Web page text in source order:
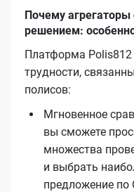
Почему
решением:
Платформа Polis812
трудности,
полисов:
Мгновенное
вы сможете
множества
и выбрать
предложение по